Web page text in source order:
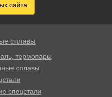
сайта
сплавы
термопары
сплавы
спецстали